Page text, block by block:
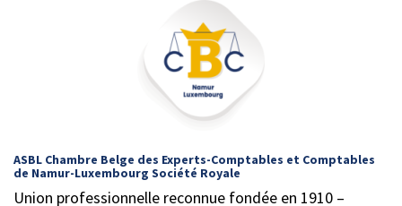
ASBL Chambre Belge des Experts-Comptables et Comptables
de Namur-Luxembourg Société Royale
Union professionnelle reconnue fondée en 1910 –